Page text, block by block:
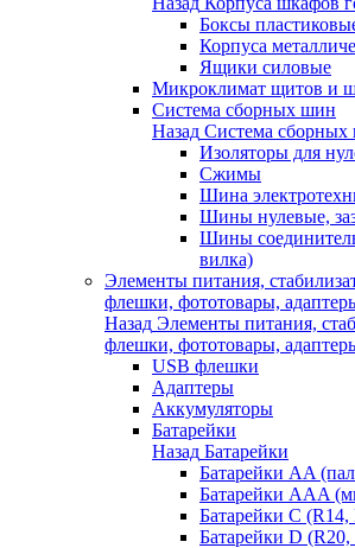
Боксы
Корпуса
Ящики силовые
Микроклимат щитов и
Система сборных шин
Назад Система
Изоляторы для
Сжимы
Шина
Шины нулевые,
Шины
вилка)
Элементы питания,
флешки, фототовары,
Назад Элементы питания,
флешки, фототовары,
USB флешки
Адаптеры
Аккумуляторы
Батарейки
Назад Батарейки
Батарейки AA
Батарейки AAA
Батарейки C
Батарейки D